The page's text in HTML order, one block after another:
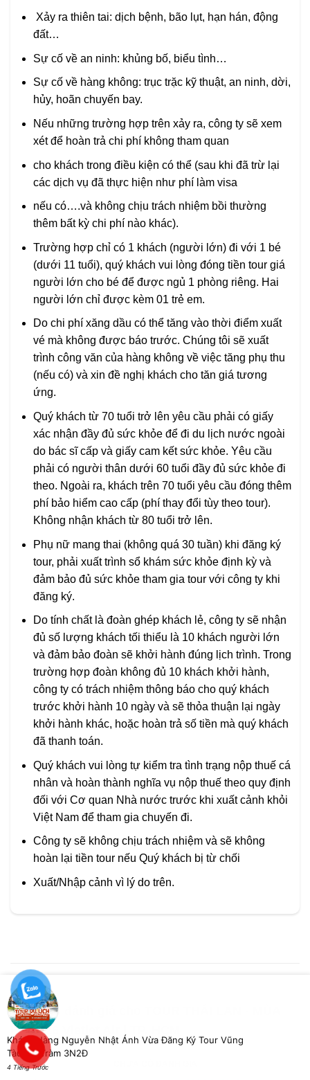
Xảy ra thiên tai: dịch bệnh, bão lụt, hạn hán, động
đất…
Sự cố về an ninh: khủng bố, biểu tình…
Sự cố về hàng không: trục trặc kỹ thuật, an ninh, dời,
hủy, hoãn chuyến bay.
Nếu những trường hợp trên xảy ra, công ty sẽ xem
xét để hoàn trả chi phí không tham quan
cho khách trong điều kiện có thể (sau khi đã trừ lại
các dịch vụ đã thực hiện như phí làm visa
nếu có….và không chịu trách nhiệm bồi thường
thêm bất kỳ chi phí nào khác).
Trường hợp chỉ có 1 khách (người lớn) đi với 1 bé
(dưới 11 tuổi), quý khách vui lòng đóng tiền tour giá
người lớn cho bé để được ngủ 1 phòng riêng. Hai
người lớn chỉ được kèm 01 trẻ em.
Do chi phí xăng dầu có thể tăng vào thời điểm xuất
vé mà không được báo trước. Chúng tôi sẽ xuất
trình công văn của hàng không về việc tăng phụ thu
(nếu có) và xin đề nghị khách cho tăn giá tương
ứng.
Quý khách từ 70 tuổi trở lên yêu cầu phải có giấy
xác nhận đầy đủ sức khỏe để đi du lịch nước ngoài
do bác sĩ cấp và giấy cam kết sức khỏe. Yêu cầu
phải có người thân dưới 60 tuổi đầy đủ sức khỏe đi
theo. Ngoài ra, khách trên 70 tuổi yêu cầu đóng thêm
phí bảo hiểm cao cấp (phí thay đổi tùy theo tour).
Không nhận khách từ 80 tuổi trở lên.
Phụ nữ mang thai (không quá 30 tuần) khi đăng ký
tour, phải xuất trình sổ khám sức khỏe định kỳ và
đảm bảo đủ sức khỏe tham gia tour với công ty khi
đăng ký.
Do tính chất là đoàn ghép khách lẻ, công ty sẽ nhận
đủ số lượng khách tối thiểu là 10 khách người lớn
và đảm bảo đoàn sẽ khởi hành đúng lịch trình. Trong
trường hợp đoàn không đủ 10 khách khởi hành,
công ty có trách nhiệm thông báo cho quý khách
trước khởi hành 10 ngày và sẽ thỏa thuận lại ngày
khởi hành khác, hoặc hoàn trả số tiền mà quý khách
đã thanh toán.
Quý khách vui lòng tự kiểm tra tình trạng nộp thuế cá
nhân và hoàn thành nghĩa vụ nộp thuế theo quy định
đối với Cơ quan Nhà nước trước khi xuất cảnh khỏi
Việt Nam để tham gia chuyến đi.
Công ty sẽ không chịu trách nhiệm và sẽ không
hoàn lại tiền tour nếu Quý khách bị từ chối
Xuất/Nhập cảnh vì lý do trên.
Chưa có đánh giá cho
HÈ 2026 Vietjet Air | TP. HCM
Khách Hàng Nguyễn Nhật Ánh Vừa Đăng Ký Tour Vũng
Tàu Hồ Tràm 3N2Đ
4 Tiếng Trước